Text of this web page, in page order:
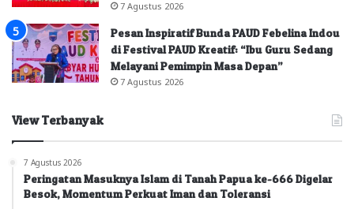
7 Agustus 2026
Pesan Inspiratif Bunda PAUD Febelina Indou
di Festival PAUD Kreatif: “Ibu Guru Sedang
Melayani Pemimpin Masa Depan”
7 Agustus 2026
View Terbanyak
7 Agustus 2026
Peringatan Masuknya Islam di Tanah Papua ke-666 Digelar
Besok, Momentum Perkuat Iman dan Toleransi